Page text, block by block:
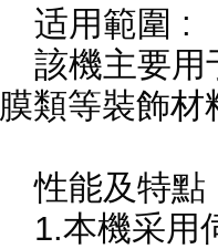
适用範圍 :
該機主要用
膜類等裝飾
性能及特點
1.本機采用